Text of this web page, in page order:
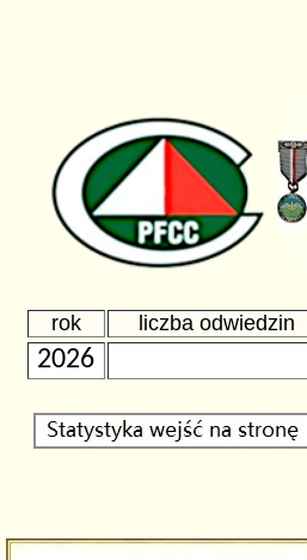
rok liczba odwiedzin
2026